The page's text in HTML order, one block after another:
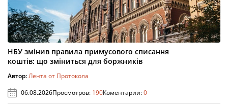
НБУ змінив правила примусового списання
коштів: що зміниться для боржників
Автор:Лента от Протокола
06.08.2026Просмотров: 190Коментарии:0